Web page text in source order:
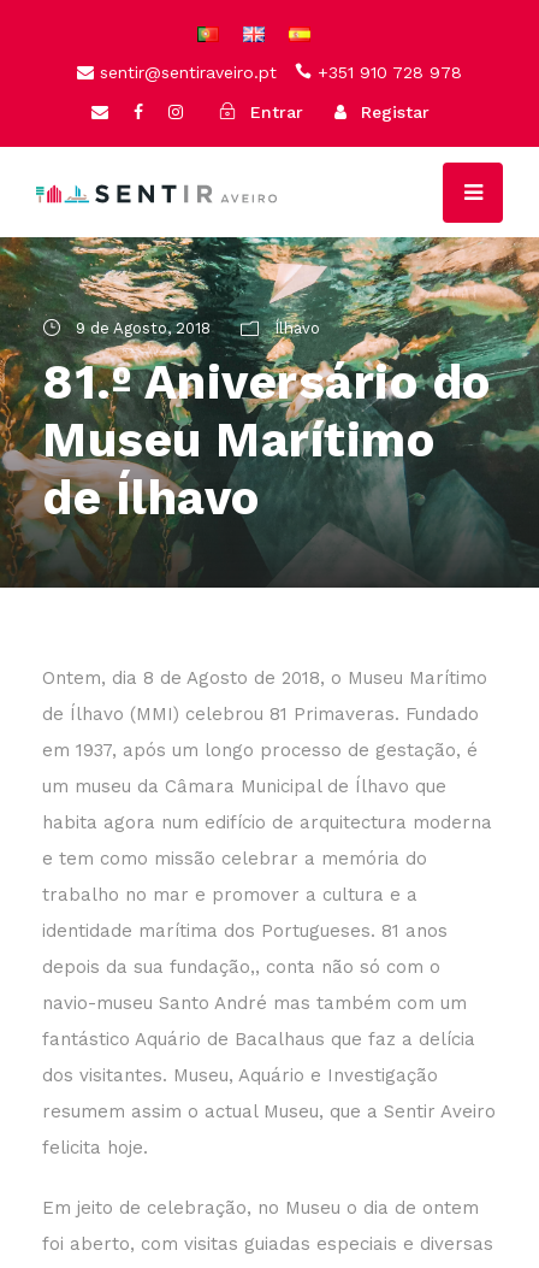
sentir@sentiraveiro.pt +351 910 728 978
Entrar Registar
9 de Agosto, 2018 Ílhavo
81.º Aniversário do
Museu Marítimo
de Ílhavo
Ontem, dia 8 de Agosto de 2018, o Museu Marítimo
de Ílhavo (MMI) celebrou 81 Primaveras. Fundado
em 1937, após um longo processo de gestação, é
um museu da Câmara Municipal de Ílhavo que
habita agora num edifício de arquitectura moderna
e tem como missão celebrar a memória do
trabalho no mar e promover a cultura e a
identidade marítima dos Portugueses. 81 anos
depois da sua fundação,, conta não só com o
navio-museu Santo André mas também com um
fantástico Aquário de Bacalhaus que faz a delícia
dos visitantes. Museu, Aquário e Investigação
resumem assim o actual Museu, que a Sentir Aveiro
felicita hoje.
Em jeito de celebração, no Museu o dia de ontem
foi aberto, com visitas guiadas especiais e diversas